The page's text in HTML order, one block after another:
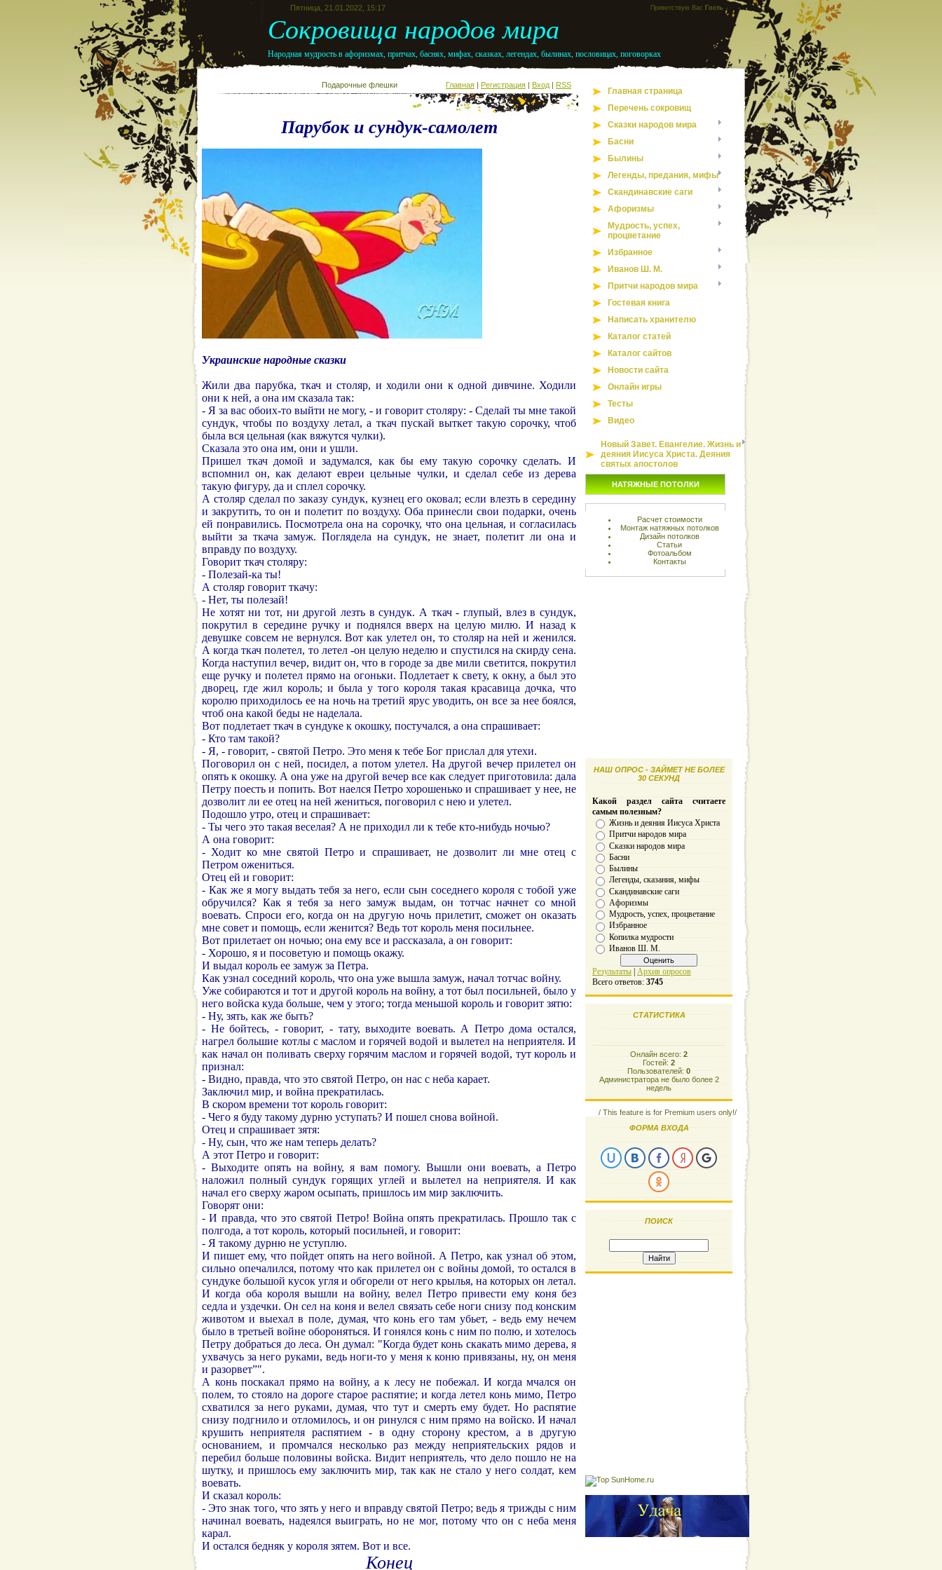
Пятница, 21.01.2022, 15:17 Приветствую Вас Гость
Сокровища народов мира
Народная мудрость в афоризмах, притчах, баснях, мифах, сказках, легендах, былинах, пословицах, поговорках
Подарочные флешки Главная | Регистрация | Вход | RSS
Парубок и сундук-самолет
Украинские народные сказки
Жили два парубка, ткач и столяр, и ходили они к одной дивчине. Ходили
они к ней, а она им сказала так:
- Я за вас обоих-то выйти не могу, - и говорит столяру: - Сделай ты мне такой
сундук, чтобы по воздуху летал, а ткач пускай выткет такую сорочку, чтоб
была вся цельная (как вяжутся чулки).
Сказала это она им, они и ушли.
Пришел ткач домой и задумался, как бы ему такую сорочку сделать. И
вспомнил он, как делают евреи цельные чулки, и сделал себе из дерева
такую фигуру, да и сплел сорочку.
А столяр сделал по заказу сундук, кузнец его оковал; если влезть в середину
и закрутить, то он и полетит по воздуху. Оба принесли свои подарки, очень
ей понравились. Посмотрела она на сорочку, что она цельная, и согласилась
выйти за ткача замуж. Поглядела на сундук, не знает, полетит ли она и
вправду по воздуху.
Говорит ткач столяру:
- Полезай-ка ты!
А столяр говорит ткачу:
- Нет, ты полезай!
Не хотят ни тот, ни другой лезть в сундук. А ткач - глупый, влез в сундук,
покрутил в середине ручку и поднялся вверх на целую милю. И назад к
девушке совсем не вернулся. Вот как улетел он, то столяр на ней и женился.
А когда ткач полетел, то летел -он целую неделю и спустился на скирду сена.
Когда наступил вечер, видит он, что в городе за две мили светится, покрутил
еще ручку и полетел прямо на огоньки. Подлетает к свету, к окну, а был это
дворец, где жил король; и была у того короля такая красавица дочка, что
королю приходилось ее на ночь на третий ярус уводить, он все за нее боялся,
чтоб она какой беды не наделала.
Вот подлетает ткач в сундуке к окошку, постучался, а она спрашивает:
- Кто там такой?
- Я, - говорит, - святой Петро. Это меня к тебе Бог прислал для утехи.
Поговорил он с ней, посидел, а потом улетел. На другой вечер прилетел он
опять к окошку. А она уже на другой вечер все как следует приготовила: дала
Петру поесть и попить. Вот наелся Петро хорошенько и спрашивает у нее, не
дозволит ли ее отец на ней жениться, поговорил с нею и улетел.
Подошло утро, отец и спрашивает:
- Ты чего это такая веселая? А не приходил ли к тебе кто-нибудь ночью?
А она говорит:
- Ходит ко мне святой Петро и спрашивает, не дозволит ли мне отец с
Петром ожениться.
Отец ей и говорит:
- Как же я могу выдать тебя за него, если сын соседнего короля с тобой уже
обручился? Как я тебя за него замуж выдам, он тотчас начнет со мной
воевать. Спроси его, когда он на другую ночь прилетит, сможет он оказать
мне совет и помощь, если женится? Ведь тот король меня посильнее.
Вот прилетает он ночью; она ему все и рассказала, а он говорит:
- Хорошо, я и посоветую и помощь окажу.
И выдал король ее замуж за Петра.
Как узнал соседний король, что она уже вышла замуж, начал тотчас войну.
Уже собираются и тот и другой король на войну, а тот был посильней, было у
него войска куда больше, чем у этого; тогда меньшой король и говорит зятю:
- Ну, зять, как же быть?
- Не бойтесь, - говорит, - тату, выходите воевать. А Петро дома остался,
нагрел большие котлы с маслом и горячей водой и вылетел на неприятеля. И
как начал он поливать сверху горячим маслом и горячей водой, тут король и
признал:
- Видно, правда, что это святой Петро, он нас с неба карает.
Заключил мир, и война прекратилась.
В скором времени тот король говорит:
- Чего я буду такому дурню уступать? И пошел снова войной.
Отец и спрашивает зятя:
- Ну, сын, что же нам теперь делать?
А этот Петро и говорит:
- Выходите опять на войну, я вам помогу. Вышли они воевать, а Петро
наложил полный сундук горящих углей и вылетел на неприятеля. И как
начал его сверху жаром осыпать, пришлось им мир заключить.
Говорят они:
- И правда, что это святой Петро! Война опять прекратилась. Прошло так с
полгода, а тот король, который посильней, и говорит:
- Я такому дурню не уступлю.
И пишет ему, что пойдет опять на него войной. А Петро, как узнал об этом,
сильно опечалился, потому что как прилетел он с войны домой, то остался в
сундуке большой кусок угля и обгорели от него крылья, на которых он летал.
И когда оба короля вышли на войну, велел Петро привести ему коня без
седла и уздечки. Он сел на коня и велел связать себе ноги снизу под конским
животом и выехал в поле, думая, что конь его там убьет, - ведь ему нечем
было в третьей войне обороняться. И гонялся конь с ним по полю, и хотелось
Петру добраться до леса. Он думал: "Когда будет конь скакать мимо дерева, я
ухвачусь за него руками, ведь ноги-то у меня к коню привязаны, ну, он меня
и разорвет”".
А конь поскакал прямо на войну, а к лесу не побежал. И когда мчался он
полем, то стояло на дороге старое распятие; и когда летел конь мимо, Петро
схватился за него руками, думая, что тут и смерть ему будет. Но распятие
снизу подгнило и отломилось, и он ринулся с ним прямо на войско. И начал
крушить неприятеля распятием - в одну сторону крестом, а в другую
основанием, и промчался несколько раз между неприятельских рядов и
перебил больше половины войска. Видит неприятель, что дело пошло не на
шутку, и пришлось ему заключить мир, так как не стало у него солдат, кем
воевать.
И сказал король:
- Это знак того, что зять у него и вправду святой Петро; ведь я трижды с ним
начинал воевать, надеялся выиграть, но не мог, потому что он с неба меня
карал.
И остался бедняк у короля зятем. Вот и все.
Конец
Главная страница
Перечень сокровищ
Сказки народов мира
Басни
Былины
Легенды, предания, мифы
Скандинавские саги
Афоризмы
Мудрость, успех,
процветание
Избранное
Иванов Ш. М.
Притчи народов мира
Гостевая книга
Написать хранителю
Каталог статей
Каталог сайтов
Новости сайта
Онлайн игры
Тесты
Видео
Новый Завет. Евангелие. Жизнь и
деяния Иисуса Христа. Деяния
святых апостолов
НАТЯЖНЫЕ ПОТОЛКИ
Расчет стоимости
Монтаж натяжных потолков
Дизайн потолков
Статьи
Фотоальбом
Контакты
НАШ ОПРОС - ЗАЙМЕТ НЕ БОЛЕЕ
30 СЕКУНД
Какой раздел сайта считаете
самым полезным?
Жизнь и деяния Иисуса Христа
Притчи народов мира
Сказки народов мира
Басни
Былины
Легенды, сказания, мифы
Скандинавские саги
Афоризмы
Мудрость, успех, процветание
Избранное
Копилка мудрости
Иванов Ш. М.
Результаты Архив опросов
Всего ответов: 3745
СТАТИСТИКА
Онлайн всего: 2
Гостей: 2
Пользователей: 0
Администратора не было более 2
недель
/ This feature is for Premium users only!/
ФОРМА ВХОДА
ПОИСК